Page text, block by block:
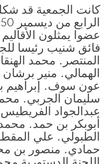
كانت الجمعية قد
عضوا يمثلون
فائق شنيب رئيسا
المنتصر. محمد
الهمالي. منير
عون سوف. إبراهيم
سليمان الجربي.
عبدالجواد
أبوبكر بن حمد.
الطبولي. علي
حمادي. منصور بن